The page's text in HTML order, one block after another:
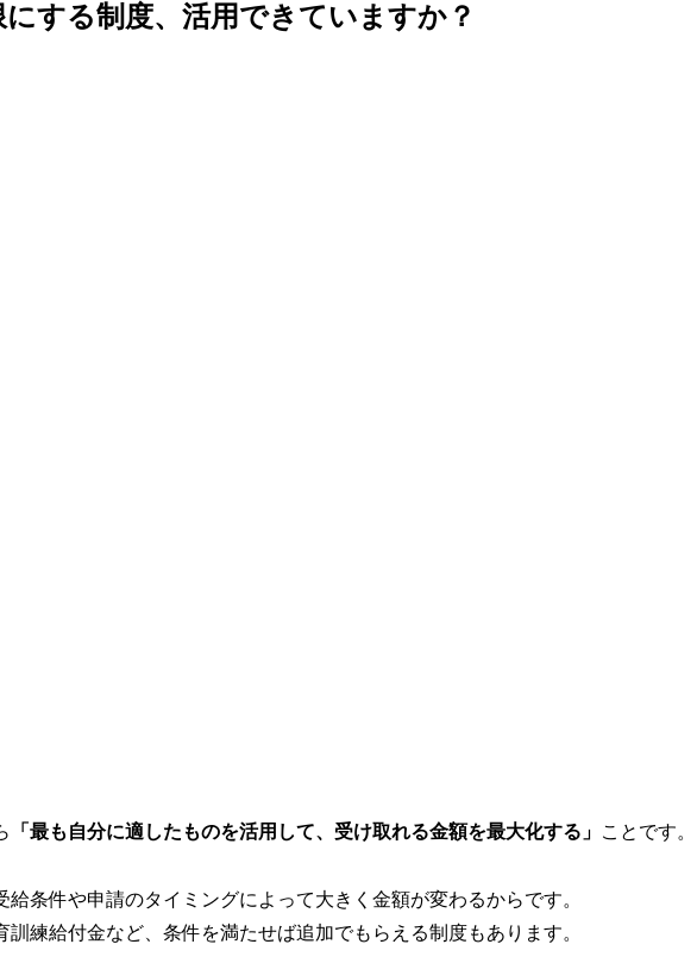
する制度、活用できていますか？
「最も自分に適したものを活用して、受け取れる金額を最大化する」 ことです。
条件や申請のタイミングによって大きく金額が変わるからです。
練給付金など、条件を満たせば追加でもらえる制度もあります。